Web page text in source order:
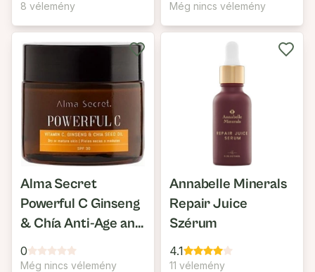
8 vélemény Még nincs vélemény
Alma Secret
Powerful C Ginseng
& Chía Anti-Age and
Illuminating Face
Cream SPF30
0
Még nincs vélemény
Annabelle Minerals
Repair Juice
Szérum
4.1
11 vélemény